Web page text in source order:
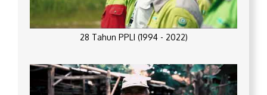
28 Tahun PPLI (1994 - 2022)